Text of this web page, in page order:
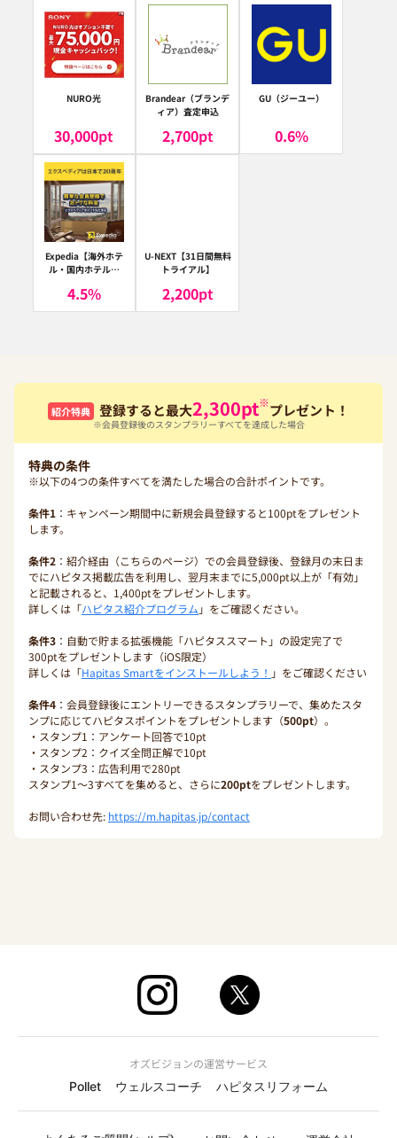
NURO光
30,000pt
Brandear（ブランデ
ィア）査定申込
2,700pt
GU（ジーユー）
0.6%
Expedia【海外ホテ
ル・国内ホテル予
ア）
4.5%
U-NEXT【31日間無料
トライアル】
2,200pt
紹介特典 登録すると最大2,300pt※プレゼント！
※会員登録後のスタンプラリーすべてを達成した場合
特典の条件
※以下の4つの条件すべてを満たした場合の合計ポイントです。
条件1 ：キャンペーン期間中に新規会員登録すると100ptをプレゼント
します。
条件2 ：紹介経由（こちらのページ）での会員登録後、登録月の末日ま
でにハピタス掲載広告を利用し、翌月末までに5,000pt以上が「有効」
と記載されると、1,400ptをプレゼントします。
詳しくは「ハピタス紹介プログラム 」をご確認ください。
条件3 ：自動で貯まる拡張機能「ハピタススマート」の設定完了で
300ptをプレゼントします（iOS限定）
詳しくは「Hapitas Smartをインストールしよう！ 」をご確認ください
条件4 ：会員登録後にエントリーできるスタンプラリーで、集めたスタ
ンプに応じてハピタスポイントをプレゼントします（500pt）。
・スタンプ1：アンケート回答で10pt
・スタンプ2：クイズ全問正解で10pt
・スタンプ3：広告利用で280pt
スタンプ1〜3すべてを集めると、さらに200ptをプレゼントします。
お問い合わせ先: https://m.hapitas.jp/contact
オズビジョンの運営サービス
Pollet
ウェルスコーチ ハピタスリフォーム